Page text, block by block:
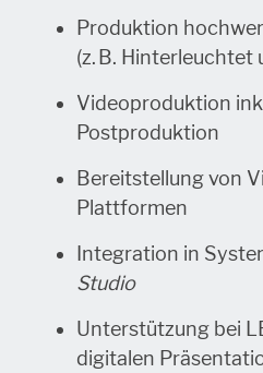
Produktion
(z. B. Hinterleuchtet
Videoproduktion
Postproduktion
Bereitstellung von
Plattformen
Integration in
Studio
Unterstützung bei
digitalen